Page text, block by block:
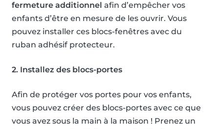
fermeture additionnel afin d’empêcher vos
enfants d’être en mesure de les ouvrir. Vous
pouvez installer ces blocs-fenêtres avec du
ruban adhésif protecteur.
2. Installez des blocs-portes
Afin de protéger vos portes pour vos enfants,
vous pouvez créer des blocs-portes avec ce que
vous avez sous la main à la maison ! Prenez un